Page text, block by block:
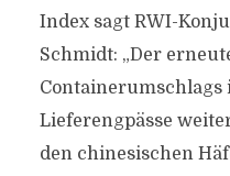
Index sagt RWI-
Schmidt: „Der
Containerumschlags
Lieferengpässe
den chinesischen